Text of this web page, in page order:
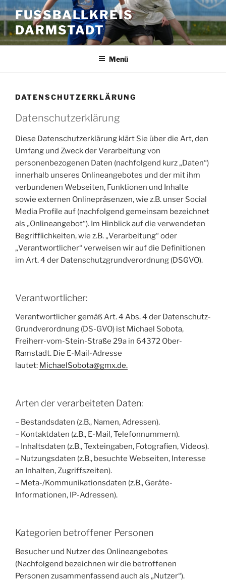
Zum
Inhalt
springen
FUSSBALLKREIS D
ARMSTADT
Menü
DATENSCHUTZERKLÄRUNG
Datenschutzerklärung
Diese Datenschutzerklärung klärt Sie über die Art, den
Umfang und Zweck der Verarbeitung von
personenbezogenen Daten (nachfolgend kurz „Daten“)
innerhalb unseres Onlineangebotes und der mit ihm
verbundenen Webseiten, Funktionen und Inhalte
sowie externen Onlinepräsenzen, wie z.B. unser Social
Media Profile auf (nachfolgend gemeinsam bezeichnet
als „Onlineangebot“). Im Hinblick auf die verwendeten
Begrifflichkeiten, wie z.B. „Verarbeitung“ oder
„Verantwortlicher“ verweisen wir auf die Definitionen
im Art. 4 der Datenschutzgrundverordnung (DSGVO).
Verantwortlicher:
Verantwortlicher gemäß Art. 4 Abs. 4 der Datenschutz-
Grundverordnung (DS-GVO) ist Michael Sobota,
Freiherr-vom-Stein-Straße 29a in 64372 Ober-
Ramstadt. Die E-Mail-Adresse
lautet: MichaelSobota@gmx.de.
Arten der verarbeiteten Daten:
– Bestandsdaten (z.B., Namen, Adressen).
– Kontaktdaten (z.B., E-Mail, Telefonnummern).
– Inhaltsdaten (z.B., Texteingaben, Fotografien, Videos).
– Nutzungsdaten (z.B., besuchte Webseiten, Interesse
an Inhalten, Zugriffszeiten).
– Meta-/Kommunikationsdaten (z.B., Geräte-
Informationen, IP-Adressen).
Kategorien betroffener Personen
Besucher und Nutzer des Onlineangebotes
(Nachfolgend bezeichnen wir die betroffenen
Personen zusammenfassend auch als „Nutzer“).